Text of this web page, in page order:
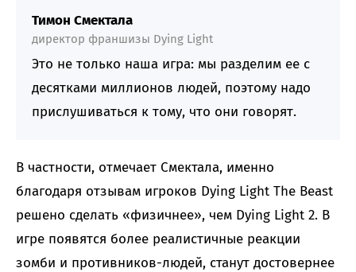
Тимон Смектала
директор франшизы Dying Light
Это не только наша игра: мы разделим ее с
десятками миллионов людей, поэтому надо
прислушиваться к тому, что они говорят.
В частности, отмечает Смектала, именно
благодаря отзывам игроков Dying Light The Beast
решено сделать «физичнее», чем Dying Light 2. В
игре появятся более реалистичные реакции
зомби и противников-людей, станут достовернее